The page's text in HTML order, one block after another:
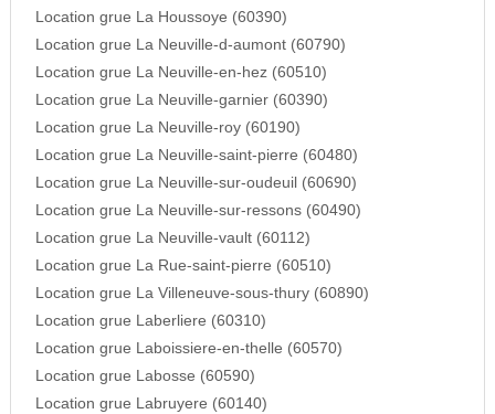
Location grue La Houssoye (60390)
Location grue La Neuville-d-aumont (60790)
Location grue La Neuville-en-hez (60510)
Location grue La Neuville-garnier (60390)
Location grue La Neuville-roy (60190)
Location grue La Neuville-saint-pierre (60480)
Location grue La Neuville-sur-oudeuil (60690)
Location grue La Neuville-sur-ressons (60490)
Location grue La Neuville-vault (60112)
Location grue La Rue-saint-pierre (60510)
Location grue La Villeneuve-sous-thury (60890)
Location grue Laberliere (60310)
Location grue Laboissiere-en-thelle (60570)
Location grue Labosse (60590)
Location grue Labruyere (60140)